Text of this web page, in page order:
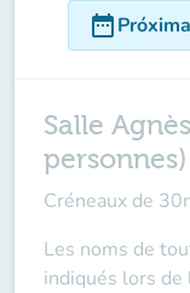
date_range
Salle
personnes)
Créneaux de
Les noms de
indiqués lors de